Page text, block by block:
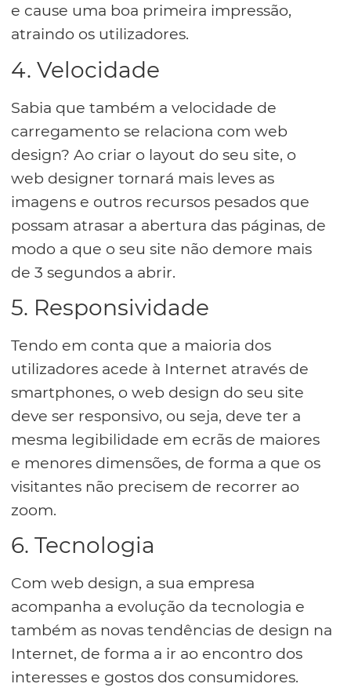
e cause uma boa primeira impressão,
atraindo os utilizadores.
4. Velocidade
Sabia que também a velocidade de
carregamento se relaciona com web
design? Ao criar o layout do seu site, o
web designer tornará mais leves as
imagens e outros recursos pesados que
possam atrasar a abertura das páginas, de
modo a que o seu site não demore mais
de 3 segundos a abrir.
5. Responsividade
Tendo em conta que a maioria dos
utilizadores acede à Internet através de
smartphones, o web design do seu site
deve ser responsivo, ou seja, deve ter a
mesma legibilidade em ecrãs de maiores
e menores dimensões, de forma a que os
visitantes não precisem de recorrer ao
zoom.
6. Tecnologia
Com web design, a sua empresa
acompanha a evolução da tecnologia e
também as novas tendências de design na
Internet, de forma a ir ao encontro dos
interesses e gostos dos consumidores.